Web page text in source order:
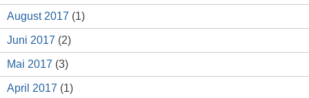
August 2017 (1)
Juni 2017 (2)
Mai 2017 (3)
April 2017 (1)